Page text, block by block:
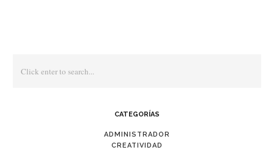
CATEGORÍAS
ADMINISTRADOR
CREATIVIDAD